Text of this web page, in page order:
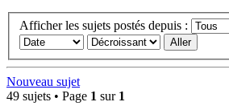
Afficher les sujets postés depuis :
Nouveau sujet
49 sujets • Page 1 sur 1